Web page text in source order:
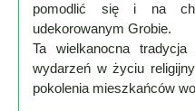
filmy
drona
Trasy
pomodlić się i na
udekorowanym Grobie.
Ta wielkanocna
wydarzeń w życiu
pokolenia mieszkańców